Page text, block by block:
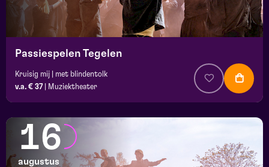
Passiespelen Tegelen
Kruisig mij | met blindentolk
v.a. € 37
Muziektheater
16
augustus